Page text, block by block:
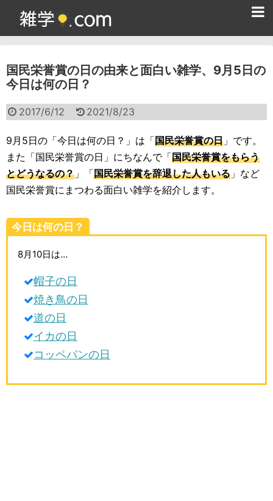
国民栄誉賞の日の由来と面白い雑学、9月5日の
今日は何の日？
2017/6/12 2021/8/23
9月5日の「今日は何の日？」は「国民栄誉賞の日 」です。
また「国民栄誉賞の日」にちなんで「国民栄誉賞をもらう
とどうなるの？ 」「国民栄誉賞を辞退した人もいる 」など
国民栄誉賞にまつわる面白い雑学を紹介します。
今日は何の日？
8月10日は…
帽子の日
焼き鳥の日
道の日
イカの日
コッペパンの日
雑学クイズ問題集
面白い雑学
ためになる雑学
スポーツ雑学
動物雑学
歴史雑学
生活雑学
サイト情報